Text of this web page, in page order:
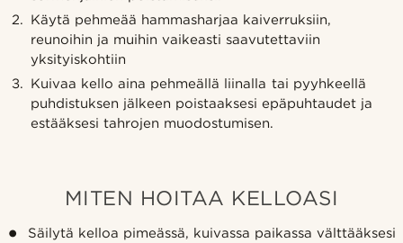
Käytä pehmeää hammasharjaa kaiverruksiin,
reunoihin ja muihin vaikeasti saavutettaviin
yksityiskohtiin
Kuivaa kello aina pehmeällä liinalla tai pyyhkeellä
puhdistuksen jälkeen poistaaksesi epäpuhtaudet ja
estääksesi tahrojen muodostumisen.
MITEN HOITAA KELLOASI
Säilytä kelloa pimeässä, kuivassa paikassa välttääksesi